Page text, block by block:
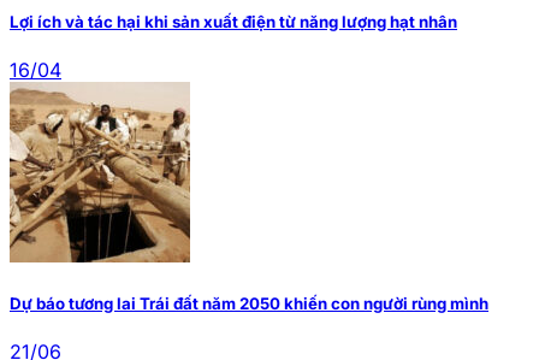
Lợi ích và tác hại khi sản xuất điện từ năng lượng hạt nhân
16/04
Dự báo tương lai Trái đất năm 2050 khiến con người rùng mình
21/06